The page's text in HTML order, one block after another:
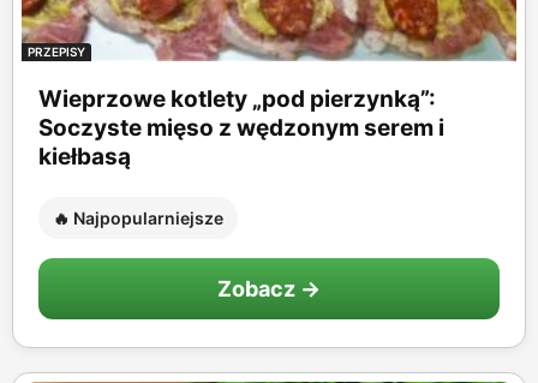
PRZEPISY
Wieprzowe kotlety „pod pierzynką”:
Soczyste mięso z wędzonym serem i
kiełbasą
🔥 Najpopularniejsze
Zobacz →